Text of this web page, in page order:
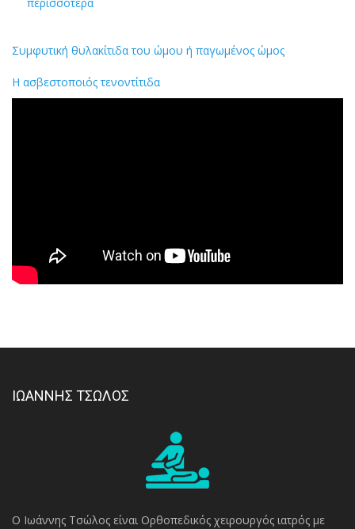
Συμφυτική θυλακίτιδα του ώμου ή παγωμένος ώμος
Η ασβεστοποιός τενοντίτιδα
ΙΩΑΝΝΗΣ ΤΣΩΛΟΣ
Ο Ιωάννης Τσώλος είναι Ορθοπεδικός χειρουργός ιατρός με